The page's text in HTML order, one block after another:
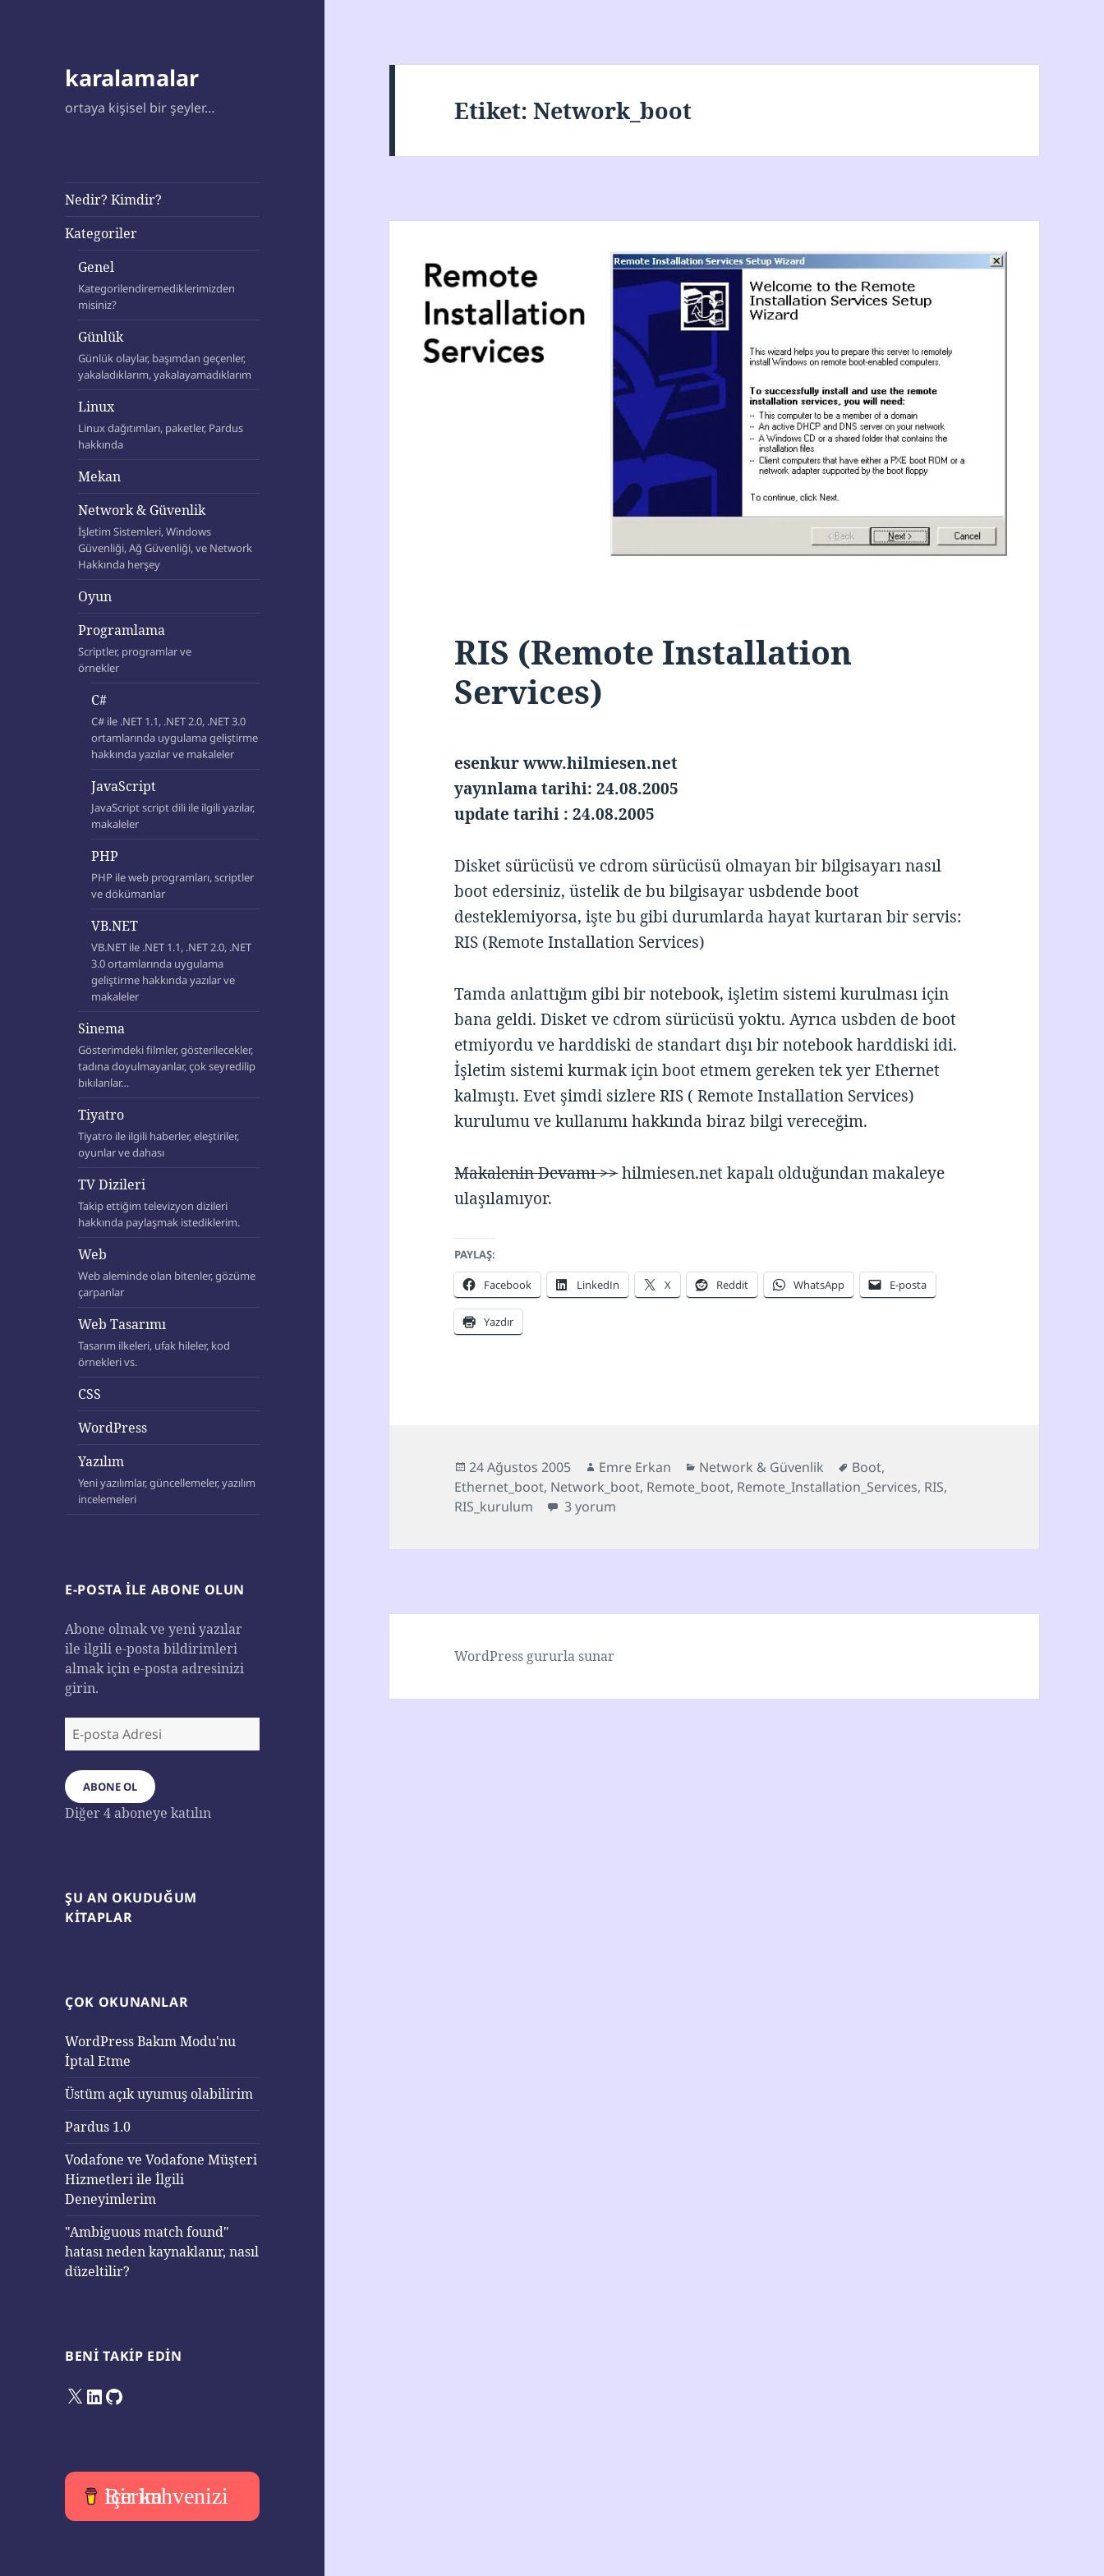
karalamalar
ortaya kişisel bir şeyler…
Nedir? Kimdir?
Kategoriler
Genel
Kategorilendiremediklerimizden
misiniz?
Günlük
Günlük olaylar, başımdan geçenler,
yakaladıklarım, yakalayamadıklarım
Linux
Linux dağıtımları, paketler, Pardus
hakkında
Mekan
Network & Güvenlik
İşletim Sistemleri, Windows
Güvenliği, Ağ Güvenliği, ve Network
Hakkında herşey
Oyun
Programlama
Scriptler, programlar ve
örnekler
C#
C# ile .NET 1.1, .NET 2.0, .NET 3.0
ortamlarında uygulama geliştirme
hakkında yazılar ve makaleler
JavaScript
JavaScript script dili ile ilgili yazılar,
makaleler
PHP
PHP ile web programları, scriptler
ve dökümanlar
VB.NET
VB.NET ile .NET 1.1, .NET 2.0, .NET
3.0 ortamlarında uygulama
geliştirme hakkında yazılar ve
makaleler
Sinema
Gösterimdeki filmler, gösterilecekler,
tadına doyulmayanlar, çok seyredilip
bıkılanlar…
Tiyatro
Tiyatro ile ilgili haberler, eleştiriler,
oyunlar ve dahası
TV Dizileri
Takip ettiğim televizyon dizileri
hakkında paylaşmak istediklerim.
Web
Web aleminde olan bitenler, gözüme
çarpanlar
Web Tasarımı
Tasarım ilkeleri, ufak hileler, kod
örnekleri vs.
CSS
WordPress
Yazılım
Yeni yazılımlar, güncellemeler, yazılım
incelemeleri
E-POSTA ILE ABONE OLUN
Abone olmak ve yeni yazılar
ile ilgili e-posta bildirimleri
almak için e-posta adresinizi
girin.
E-
posta
Adresi
ABONE OL
Diğer 4 aboneye katılın
ŞU AN OKUDUĞUM
KITAPLAR
ÇOK OKUNANLAR
WordPress Bakım Modu'nu
İptal Etme
Üstüm açık uyumuş olabilirim
Pardus 1.0
Vodafone ve Vodafone Müşteri
Hizmetleri ile İlgili
Deneyimlerim
"Ambiguous match found"
hatası neden kaynaklanır, nasıl
düzeltilir?
BENI TAKIP EDIN
X LinkedIn
GitHub
Bir kahvenizi içerim
Etiket:Network_boot
RIS (Remote Installation
Services)
esenkur www.hilmiesen.net
yayınlama tarihi: 24.08.2005
update tarihi : 24.08.2005
Disket sürücüsü ve cdrom sürücüsü olmayan bir bilgisayarı nasıl
boot edersiniz, üstelik de bu bilgisayar usbdende boot
desteklemiyorsa, işte bu gibi durumlarda hayat kurtaran bir servis:
RIS (Remote Installation Services)
Tamda anlattığım gibi bir notebook, işletim sistemi kurulması için
bana geldi. Disket ve cdrom sürücüsü yoktu. Ayrıca usbden de boot
etmiyordu ve harddiski de standart dışı bir notebook harddiski idi.
İşletim sistemi kurmak için boot etmem gereken tek yer Ethernet
kalmıştı. Evet şimdi sizlere RIS ( Remote Installation Services)
kurulumu ve kullanımı hakkında biraz bilgi vereceğim.
Makalenin Devamı >>hilmiesen.net kapalı olduğundan makaleye
ulaşılamıyor.
PAYLAŞ:
Facebook LinkedIn X Reddit WhatsApp E-posta
Yazdır
Yayın
tarihi
24 Ağustos 2005 Yazar
Emre Erkan Kategoriler
Network & Güvenlik Etiketler
Boot,
Ethernet_boot, Network_boot, Remote_boot, Remote_Installation_Services, RIS,
RIS_kurulum
RIS (Remote Installation Services) için
3 yorum
WordPress gururla sunar